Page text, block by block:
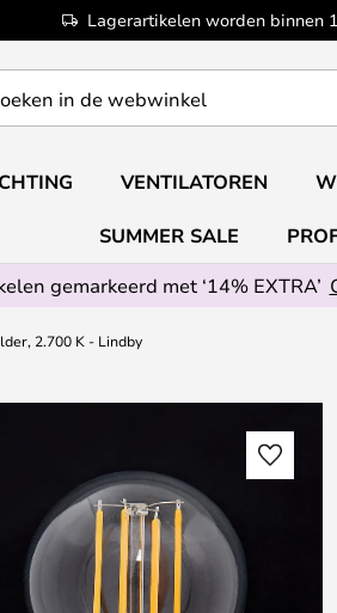
Lagerartikelen worden binnen
VENTILATOREN
SUMMER SALE
gemarkeerd met ‘14% EXTRA’
2.700 K - Lindby